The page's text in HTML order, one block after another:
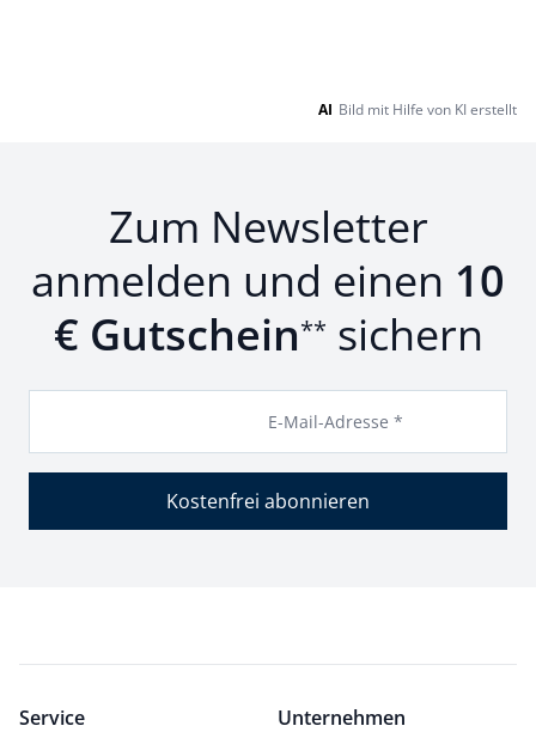
AI Bild mit Hilfe von KI erstellt
Zum Newsletter
anmelden und einen 10
€ Gutschein** sichern
E-Mail-Adresse *
Kostenfrei abonnieren
Service Unternehmen